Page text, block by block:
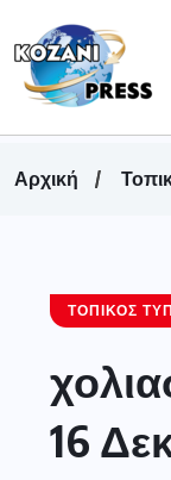
Αρχική
ΤΟΠΙΚΌΣ
16